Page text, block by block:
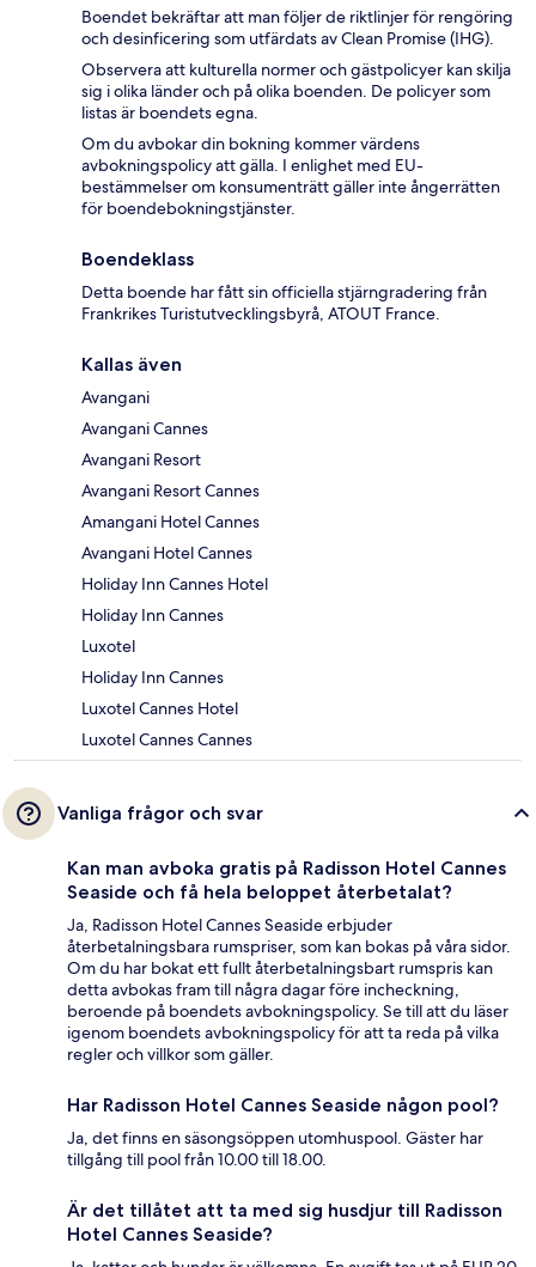
Boendet bekräftar att man följer de riktlinjer för rengöring
och desinficering som utfärdats av Clean Promise (IHG).
Observera att kulturella normer och gästpolicyer kan skilja
sig i olika länder och på olika boenden. De policyer som
listas är boendets egna.
Om du avbokar din bokning kommer värdens
avbokningspolicy att gälla. I enlighet med EU-
bestämmelser om konsumenträtt gäller inte ångerrätten
för boendebokningstjänster.
Boendeklass
Detta boende har fått sin officiella stjärngradering från
Frankrikes Turistutvecklingsbyrå, ATOUT France.
Kallas även
Avangani
Avangani Cannes
Avangani Resort
Avangani Resort Cannes
Amangani Hotel Cannes
Avangani Hotel Cannes
Holiday Inn Cannes Hotel
Holiday Inn Cannes
Luxotel
Holiday Inn Cannes
Luxotel Cannes Hotel
Luxotel Cannes Cannes
Vanliga frågor och svar
Kan man avboka gratis på Radisson Hotel Cannes
Seaside och få hela beloppet återbetalat?
Ja, Radisson Hotel Cannes Seaside erbjuder
återbetalningsbara rumspriser, som kan bokas på våra sidor.
Om du har bokat ett fullt återbetalningsbart rumspris kan
detta avbokas fram till några dagar före incheckning,
beroende på boendets avbokningspolicy. Se till att du läser
igenom boendets avbokningspolicy för att ta reda på vilka
regler och villkor som gäller.
Har Radisson Hotel Cannes Seaside någon pool?
Ja, det finns en säsongsöppen utomhuspool. Gäster har
tillgång till pool från 10.00 till 18.00.
Är det tillåtet att ta med sig husdjur till Radisson
Hotel Cannes Seaside?